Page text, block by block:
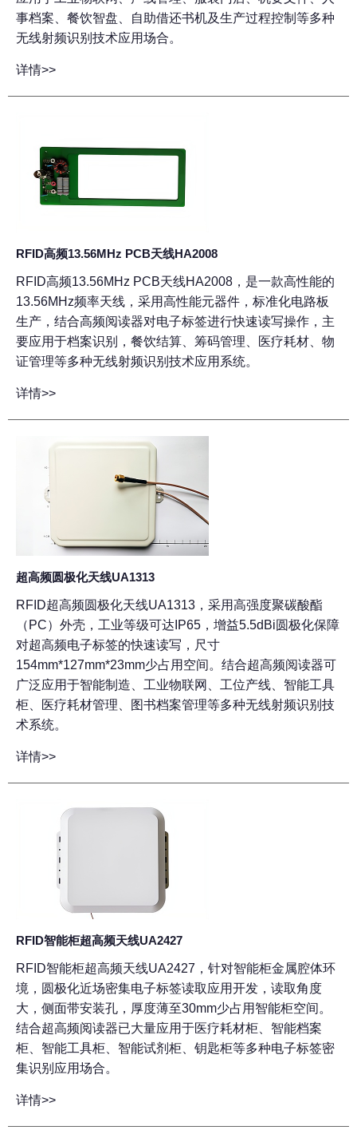
事档案、餐饮智盘、自助借还书机及生产过程控制等多种
无线射频识别技术应用场合。
详情>>
RFID高频13.56MHz PCB天线HA2008
RFID高频13.56MHz PCB天线HA2008，是一款高性能的
13.56MHz频率天线，采用高性能元器件，标准化电路板
生产，结合高频阅读器对电子标签进行快速读写操作，主
要应用于档案识别，餐饮结算、筹码管理、医疗耗材、物
证管理等多种无线射频识别技术应用系统。
详情>>
超高频圆极化天线UA1313
RFID超高频圆极化天线UA1313，采用高强度聚碳酸酯
（PC）外壳，工业等级可达IP65，增益5.5dBi圆极化保障
对超高频电子标签的快速读写，尺寸
154mm*127mm*23mm少占用空间。结合超高频阅读器可
广泛应用于智能制造、工业物联网、工位产线、智能工具
柜、医疗耗材管理、图书档案管理等多种无线射频识别技
术系统。
详情>>
RFID智能柜超高频天线UA2427
RFID智能柜超高频天线UA2427，针对智能柜金属腔体环
境，圆极化近场密集电子标签读取应用开发，读取角度
大，侧面带安装孔，厚度薄至30mm少占用智能柜空间。
结合超高频阅读器已大量应用于医疗耗材柜、智能档案
柜、智能工具柜、智能试剂柜、钥匙柜等多种电子标签密
集识别应用场合。
详情>>